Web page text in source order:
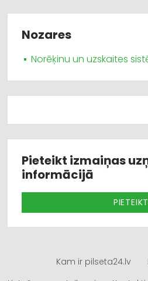
Nozares
Norēķinu un uzskaites
Pieteikt izmaiņas
informācijā
PIETEIKT
Kam ir pilseta24.lv